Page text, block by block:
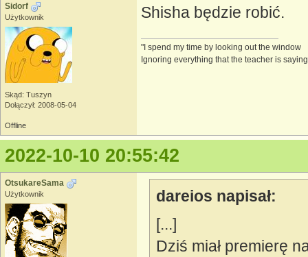
Sidorf
Użytkownik
Skąd: Tuszyn
Dołączył: 2008-05-04
Shisha będzie robić.
"I spend my time by looking out the window
Ignoring everything that the teacher is
Offline
2022-10-10 20:55:42
OtsukareSama
Użytkownik
dareios napisał:
[...]
Dziś miał premierę